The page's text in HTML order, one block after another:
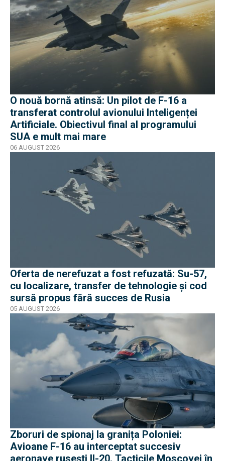
O nouă bornă atinsă: Un pilot de F-16 a
transferat controlul avionului Inteligenței
Artificiale. Obiectivul final al programului
SUA e mult mai mare
06 AUGUST 2026
Oferta de nerefuzat a fost refuzată: Su-57,
cu localizare, transfer de tehnologie și cod
sursă propus fără succes de Rusia
05 AUGUST 2026
Zboruri de spionaj la granița Poloniei:
Avioane F-16 au interceptat succesiv
aeronave rusești Il-20. Tacticile Moscovei în